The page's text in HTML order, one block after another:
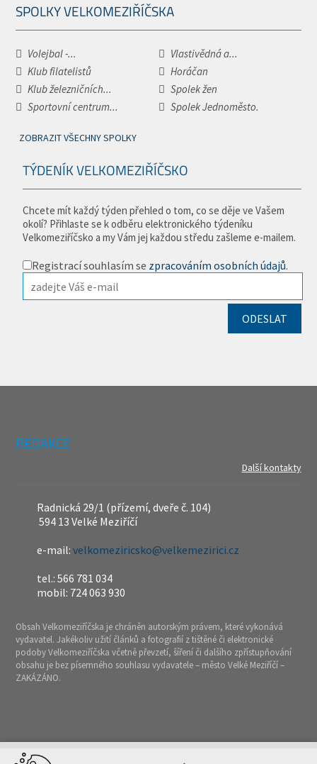
SPOLKY VELKOMEZIŘÍČSKA
Volejbal -...
Vlastivědná a...
Klub filatelistů
Horáčan
Klub železničních...
Spolek žen
Sportovní centrum...
Spolek Jednoměsto.
ZOBRAZIT VŠECHNY SPOLKY
TÝDENÍK VELKOMEZIŘÍČSKO
Chcete mít každý týden přehled o tom, co se děje ve Vašem
okolí? Přihlaste se k odběru elektronického týdeníku
Velkomeziříčsko a my Vám jej každou středu zašleme e-mailem.
Registrací souhlasím se zpracováním osobních údajů.
REDAKCE
Další kontakty
Radnická 29/1 (přízemí, dveře č. 104)
594 13 Velké Meziříčí
e-mail:velkomeziricsko@velkemezirici.cz
tel.: 566 781 034
mobil: 724 063 930
Obsah Velkomeziříčska je chráněn autorským právem, které vykonává
vydavatel. Jakékoliv užití článků a fotografií z tištěné či elektronické
podoby Velkomeziříčska včetně převzetí, šíření či dalšího zpřístupňování
obsahu je bez písemného souhlasu vydavatele – město Velké Meziříčí –
ZAKÁZÁNO.